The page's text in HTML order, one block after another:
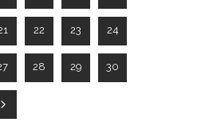
22 23 24
28 29 30